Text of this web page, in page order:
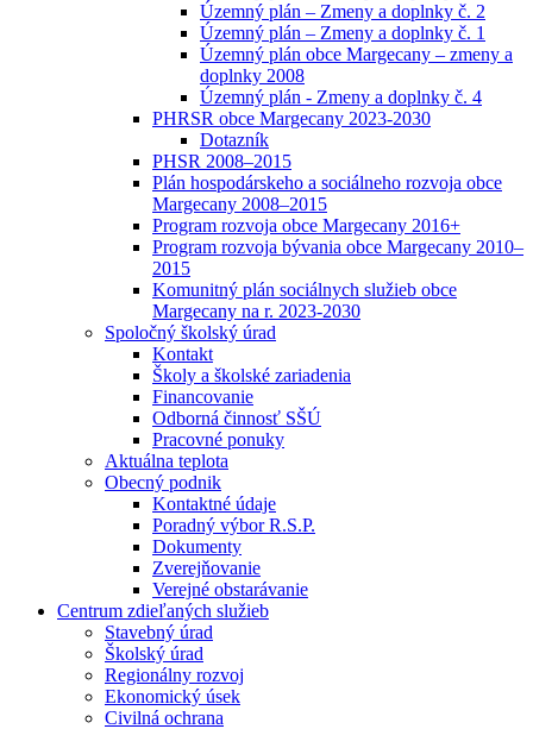
Územný plán – Zmeny a doplnky č. 2
Územný plán – Zmeny a doplnky č. 1
Územný plán obce Margecany – zmeny a
doplnky 2008
Územný plán - Zmeny a doplnky č. 4
PHRSR obce Margecany 2023-2030
Dotazník
PHSR 2008–2015
Plán hospodárskeho a sociálneho rozvoja obce
Margecany 2008–2015
Program rozvoja obce Margecany 2016+
Program rozvoja bývania obce Margecany 2010–
2015
Komunitný plán sociálnych služieb obce
Margecany na r. 2023-2030
Spoločný školský úrad
Kontakt
Školy a školské zariadenia
Financovanie
Odborná činnosť SŠÚ
Pracovné ponuky
Aktuálna teplota
Obecný podnik
Kontaktné údaje
Poradný výbor R.S.P.
Dokumenty
Zverejňovanie
Verejné obstarávanie
Centrum zdieľaných služieb
Stavebný úrad
Školský úrad
Regionálny rozvoj
Ekonomický úsek
Civilná ochrana